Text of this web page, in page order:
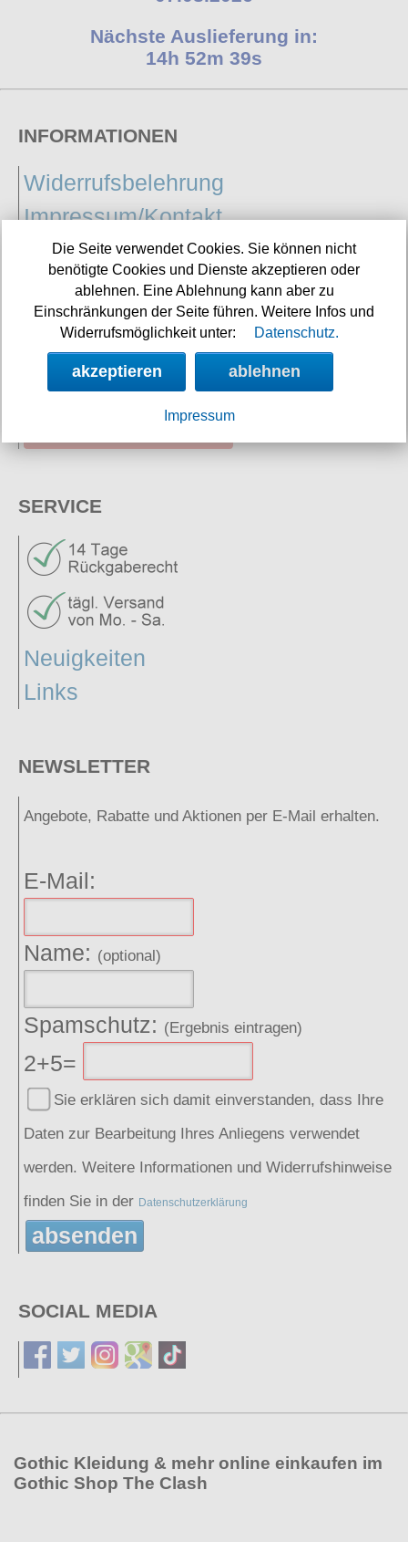
Nächste Auslieferung in:
14h 52m 38s
INFORMATIONEN
Widerrufsbelehrung
Impressum/Kontakt
Versandkosten
Datenschutz
AGB
Vertrag
widerrufen
SERVICE
Neuigkeiten
Links
NEWSLETTER
Angebote, Rabatte und Aktionen per E-Mail erhalten.
E-Mail:
Name: (optional)
Spamschutz: (Ergebnis eintragen)
2+5=
Sie erklären sich damit einverstanden, dass Ihre
Daten zur Bearbeitung Ihres Anliegens verwendet
werden. Weitere Informationen und Widerrufshinweise
finden Sie in der Datenschutzerklärung
absenden
SOCIAL MEDIA
Gothic Kleidung & mehr online einkaufen im
Gothic Shop The Clash
Die Seite verwendet Cookies. Sie können nicht
benötigte Cookies und Dienste akzeptieren oder
ablehnen. Eine Ablehnung kann aber zu
Einschränkungen der Seite führen. Weitere Infos und
Widerrufsmöglichkeit unter:
Datenschutz.
akzeptieren ablehnen
Impressum